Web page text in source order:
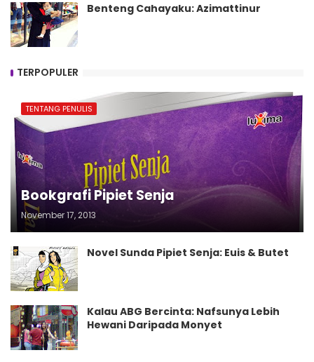
Benteng Cahayaku: Azimattinur
TERPOPULER
TENTANG PENULIS
Bookgrafi Pipiet Senja
November 17, 2013
Novel Sunda Pipiet Senja: Euis & Butet
Kalau ABG Bercinta: Nafsunya Lebih
Hewani Daripada Monyet